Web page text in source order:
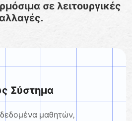
σε λειτουργικές
Σύστημα
μαθητών,